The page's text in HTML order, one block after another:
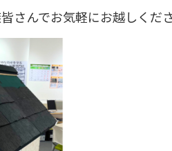
さんでお気軽にお越しくだ